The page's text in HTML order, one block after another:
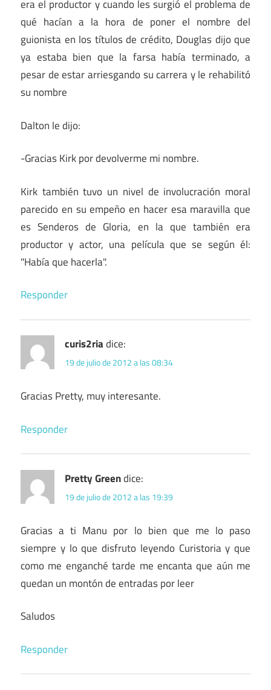
era el productor y cuando les surgió el problema de
qué hacían a la hora de poner el nombre del
guionista en los títulos de crédito, Douglas dijo que
ya estaba bien que la farsa había terminado, a
pesar de estar arriesgando su carrera y le rehabilitó
su nombre
Dalton le dijo:
-Gracias Kirk por devolverme mi nombre.
Kirk también tuvo un nivel de involucración moral
parecido en su empeño en hacer esa maravilla que
es Senderos de Gloria, en la que también era
productor y actor, una película que se según él:
"Había que hacerla".
Responder
curis2riadice:
19 de julio de 2012 a las 08:34
Gracias Pretty, muy interesante.
Responder
Pretty Greendice:
19 de julio de 2012 a las 19:39
Gracias a ti Manu por lo bien que me lo paso
siempre y lo que disfruto leyendo Curistoria y que
como me enganché tarde me encanta que aún me
quedan un montón de entradas por leer
Saludos
Responder